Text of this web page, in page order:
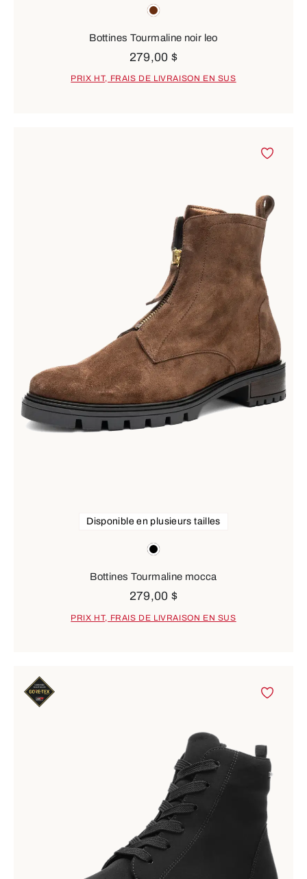
brown
Bottines Tourmaline noir leo
279,00 $
PRIX HT, FRAIS DE LIVRAISON EN SUS
black
Disponible en plusieurs tailles
Bottines Tourmaline mocca
279,00 $
PRIX HT, FRAIS DE LIVRAISON EN SUS